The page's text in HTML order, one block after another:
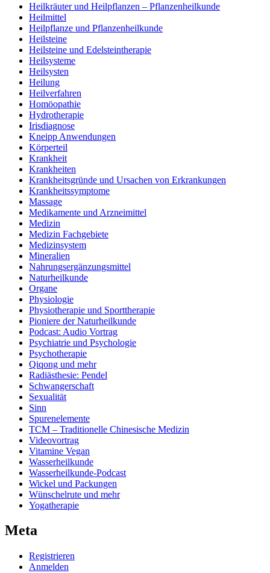
Heilkräuter und Heilpflanzen – Pflanzenheilkunde
Heilmittel
Heilpflanze und Pflanzenheilkunde
Heilsteine
Heilsteine und Edelsteintherapie
Heilsysteme
Heilsysten
Heilung
Heilverfahren
Homöopathie
Hydrotherapie
Irisdiagnose
Kneipp Anwendungen
Körperteil
Krankheit
Krankheiten
Krankheitsgründe und Ursachen von Erkrankungen
Krankheitssymptome
Massage
Medikamente und Arzneimittel
Medizin
Medizin Fachgebiete
Medizinsystem
Mineralien
Nahrungsergänzungsmittel
Naturheilkunde
Organe
Physiologie
Physiotherapie und Sporttherapie
Pioniere der Naturheilkunde
Podcast: Audio Vortrag
Psychiatrie und Psychologie
Psychotherapie
Qiqong und mehr
Radiästhesie: Pendel
Schwangerschaft
Sexualität
Sinn
Spurenelemente
TCM – Traditionelle Chinesische Medizin
Videovortrag
Vitamine Vegan
Wasserheilkunde
Wasserheilkunde-Podcast
Wickel und Packungen
Wünschelrute und mehr
Yogatherapie
Meta
Registrieren
Anmelden